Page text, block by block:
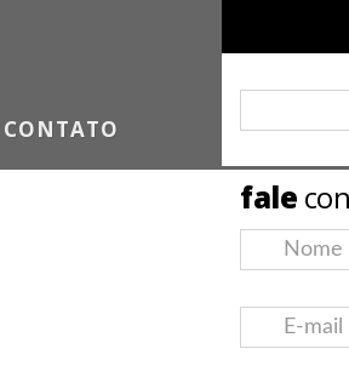
CONTATO
fale